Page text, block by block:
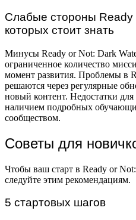
Слабые стороны Ready
которых стоит знать
Минусы Ready or Not: Dark
ограниченное количество
момент развития. Проблемы в
решаются через регулярные
новый контент. Недостатки
наличием подробных
сообществом.
Советы для
Чтобы ваш старт в Ready or
следуйте этим рекомендациям.
5 стартовых шагов